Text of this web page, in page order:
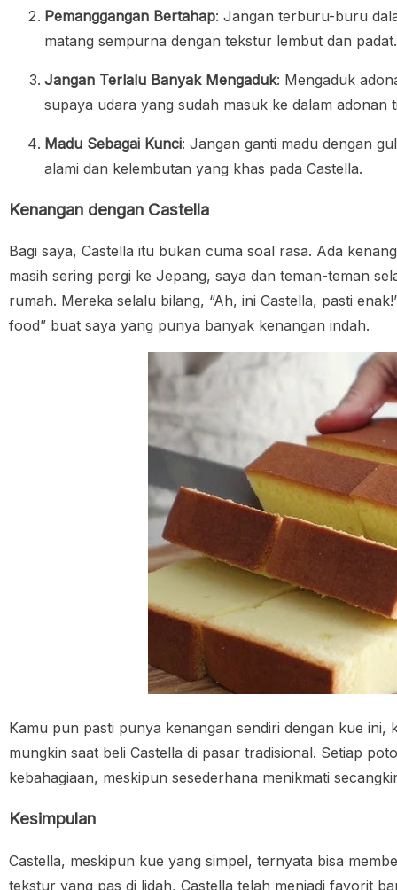
Pemanggangan Bertahap: Jangan terburu-buru
matang sempurna dengan tekstur lembut dan
Jangan Terlalu Banyak Mengaduk: Mengaduk
supaya udara yang sudah masuk ke dalam
Madu Sebagai Kunci: Jangan ganti madu dengan
alami dan kelembutan yang khas pada Castella.
Kenangan dengan Castella
Bagi saya, Castella itu bukan cuma soal rasa. Ada
masih sering pergi ke Jepang, saya dan teman-teman
rumah. Mereka selalu bilang, “Ah, ini Castella, pasti
food” buat saya yang punya banyak kenangan indah.
Kamu pun pasti punya kenangan sendiri dengan kue
mungkin saat beli Castella di pasar tradisional. Setiap
kebahagiaan, meskipun sesederhana menikmati
Kesimpulan
Castella, meskipun kue yang simpel, ternyata bisa
tekstur yang pas di lidah, Castella telah menjadi favorit